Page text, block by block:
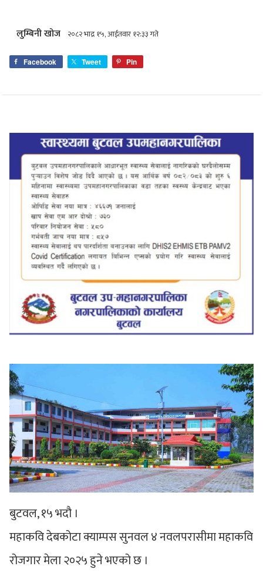
लुम्बिनी खोज २०८२ भाद्र १५, आईतवार १२:३३ गते
Facebook Tweet Pin
बुटवल, १५ भदौ ।
महाकवि देबकोटा क्याम्पस सुनवल ४ नवलपरासीमा महाकवि
रोजगार मेला २०२५ हुने भएको छ ।